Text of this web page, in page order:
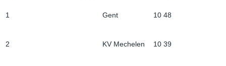
1 Gent 10 48
2 KV Mechelen 10 39